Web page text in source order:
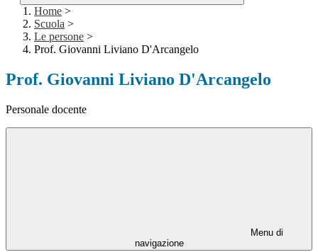
Home >
Scuola >
Le persone >
Prof. Giovanni Liviano D'Arcangelo
Prof. Giovanni Liviano D'Arcangelo
Personale docente
Menu di
navigazione